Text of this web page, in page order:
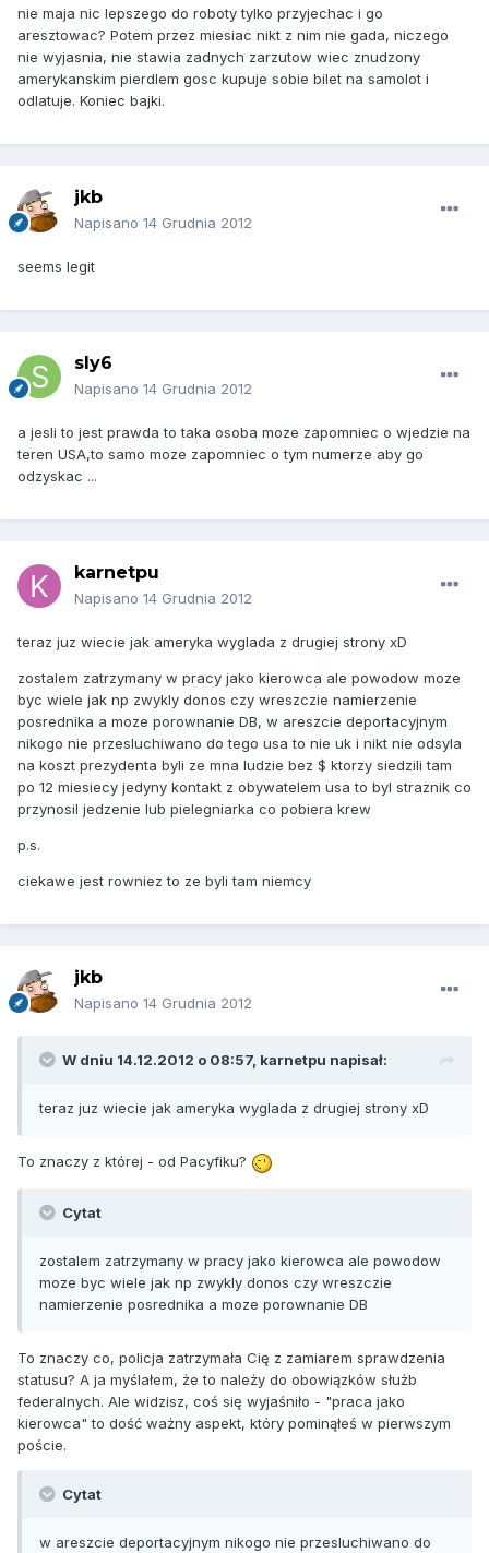
nie maja nic lepszego do roboty tylko przyjechac i go
aresztowac? Potem przez miesiac nikt z nim nie gada, niczego
nie wyjasnia, nie stawia zadnych zarzutow wiec znudzony
amerykanskim pierdlem gosc kupuje sobie bilet na samolot i
odlatuje. Koniec bajki.
jkb
Napisano 14 Grudnia 2012
seems legit
sly6
Napisano 14 Grudnia 2012
a jesli to jest prawda to taka osoba moze zapomniec o wjedzie na
teren USA,to samo moze zapomniec o tym numerze aby go
odzyskac ...
karnetpu
Napisano 14 Grudnia 2012
teraz juz wiecie jak ameryka wyglada z drugiej strony xD
zostalem zatrzymany w pracy jako kierowca ale powodow moze
byc wiele jak np zwykly donos czy wreszczie namierzenie
posrednika a moze porownanie DB, w areszcie deportacyjnym
nikogo nie przesluchiwano do tego usa to nie uk i nikt nie odsyla
na koszt prezydenta byli ze mna ludzie bez $ ktorzy siedzili tam
po 12 miesiecy jedyny kontakt z obywatelem usa to byl straznik co
przynosil jedzenie lub pielegniarka co pobiera krew
p.s.
ciekawe jest rowniez to ze byli tam niemcy
jkb
Napisano 14 Grudnia 2012
W dniu 14.12.2012 o 08:57, karnetpu napisał:
teraz juz wiecie jak ameryka wyglada z drugiej strony xD
To znaczy z której - od Pacyfiku?
Cytat
zostalem zatrzymany w pracy jako kierowca ale powodow
moze byc wiele jak np zwykly donos czy wreszczie
namierzenie posrednika a moze porownanie DB
To znaczy co, policja zatrzymała Cię z zamiarem sprawdzenia
statusu? A ja myślałem, że to należy do obowiązków służb
federalnych. Ale widzisz, coś się wyjaśniło - "praca jako
kierowca" to dość ważny aspekt, który pominąłeś w pierwszym
poście.
Cytat
w areszcie deportacyjnym nikogo nie przesluchiwano do